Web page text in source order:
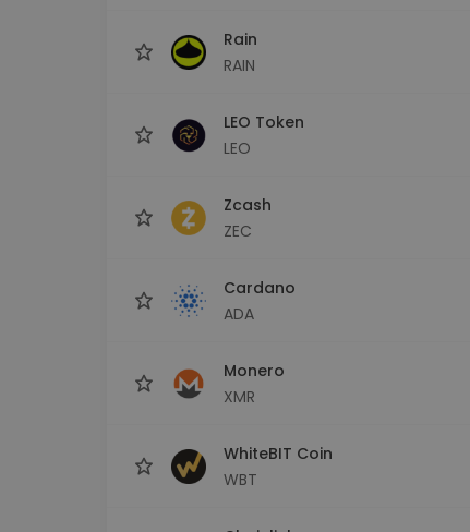
Rain
RAIN
LEO Token
LEO
Zcash
ZEC
Cardano
ADA
Monero
XMR
WhiteBIT Coin
WBT